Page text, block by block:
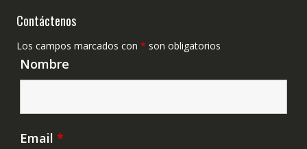
Contáctenos
Los campos marcados con * son obligatorios
Nombre
Email *